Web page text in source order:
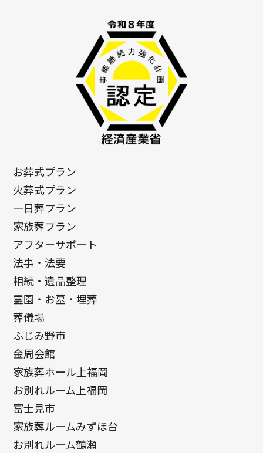
お葬式プラン
火葬式プラン
一日葬プラン
家族葬プラン
アフターサポート
法事・法要
相続・遺品整理
霊園・お墓・埋葬
葬儀場
ふじみ野市
金周会館
家族葬ホール上福岡
お別れルーム上福岡
富士見市
家族葬ルームみずほ台
お別れルーム鶴瀬